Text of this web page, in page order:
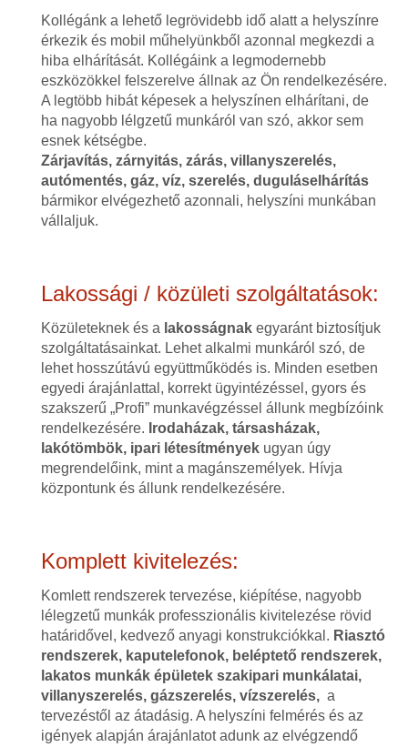
Kollégánk a lehető legrövidebb idő alatt a helyszínre
érkezik és mobil műhelyünkből azonnal megkezdi a
hiba elhárítását. Kollégáink a legmodernebb
eszközökkel felszerelve állnak az Ön rendelkezésére.
A legtöbb hibát képesek a helyszínen elhárítani, de
ha nagyobb lélgzetű munkáról van szó, akkor sem
esnek kétségbe.
Zárjavítás, zárnyitás, zárás, villanyszerelés,
autómentés, gáz, víz, szerelés, duguláselhárítás
bármikor elvégezhető azonnali, helyszíni munkában
vállaljuk.
Lakossági / közületi szolgáltatások:
Közületeknek és a lakosságnakegyaránt biztosítjuk
szolgáltatásainkat. Lehet alkalmi munkáról szó, de
lehet hosszútávú együttműködés is. Minden esetben
egyedi árajánlattal, korrekt ügyintézéssel, gyors és
szakszerű „Profi” munkavégzéssel állunk megbízóink
rendelkezésére. Irodaházak, társasházak,
lakótömbök, ipari létesítményekugyan úgy
megrendelőink, mint a magánszemélyek. Hívja
központunk és állunk rendelkezésére.
Komplett kivitelezés:
Komlett rendszerek tervezése, kiépítése, nagyobb
lélegzetű munkák professzionális kivitelezése rövid
határidővel, kedvező anyagi konstrukciókkal. Riasztó
rendszerek, kaputelefonok, beléptető rendszerek,
lakatos munkák épületek szakipari munkálatai,
villanyszerelés, gázszerelés, vízszerelés,a
tervezéstől az átadásig. A helyszíni felmérés és az
igények alapján árajánlatot adunk az elvégzendő